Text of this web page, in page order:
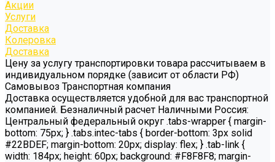
Акции
Услуги
Доставка
Колеровка
Доставка
Цену за услугу транспортировки товара рассчитываем в
индивидуальном порядке (зависит от области РФ)
Самовывоз Транспортная компания
Доставка осуществляется удобной для вас транспортной
компанией. Безналичный расчет Наличными Россия:
Центральный федеральный округ .tabs-wrapper { margin-
bottom: 75px; } .tabs.intec-tabs { border-bottom: 3px solid
#22BDEF; margin-bottom: 20px; display: flex; } .tab-link {
width: 184px; height: 60px; background: #F8F8F8; margin-